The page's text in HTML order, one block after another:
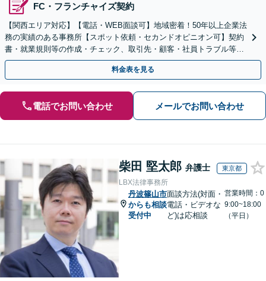
FC・フランチャイズ契約
【関西エリア対応】【電話・WEB面談可】地域密着！50年以上企業法
務の実績のある事務所【スポット依頼・セカンドオピニオン可】契約
書・就業規則等の作成・チェック、取引先・顧客・社員トラブル等、
お気軽にご相談ください【事前予約で休日・夜間対応】
料金表を見る
電話でお問い合わせ メールでお問い合わせ
柴田 堅太郎 弁護士 東京都
LBX法律事務所
丹波篠山市
からも相談
受付中
面談方法(対面・
電話・ビデオな
ど)は応相談
営業時間：0
9:00~18:00
（平日）